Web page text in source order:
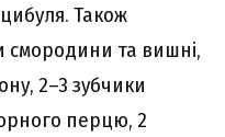
Також
смородини та вишні,
2–3 зубчики
перцю, 2